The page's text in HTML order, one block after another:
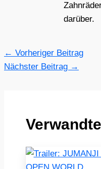
darüber.
← Vorheriger Beitrag
Nächster Beitrag →